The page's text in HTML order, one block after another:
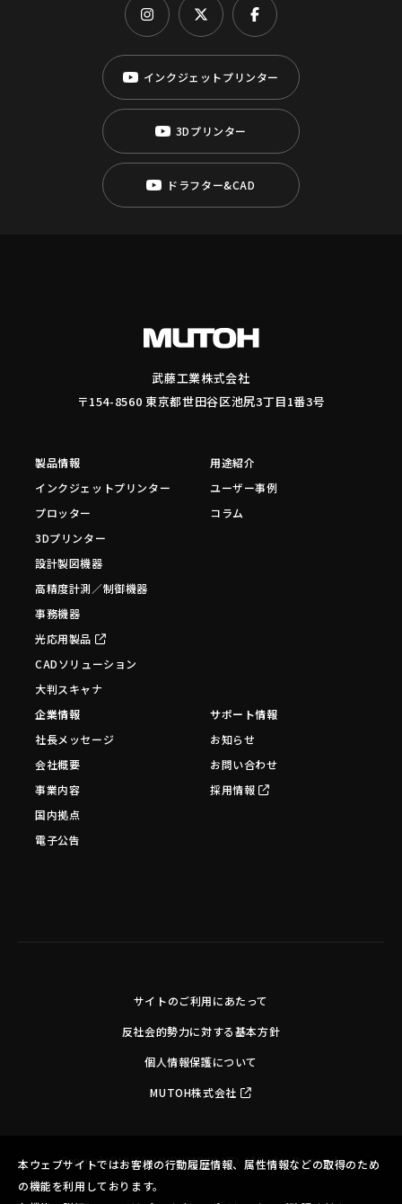
インクジェットプリンター
3Dプリンター
ドラフター&CAD
武藤工業株式会社
〒154-8560 東京都世田谷区池尻3丁目1番3号
製品情報
インクジェットプリンター
プロッター
3Dプリンター
設計製図機器
高精度計測／制御機器
事務機器
光応用製品
CADソリューション
大判スキャナ
用途紹介
ユーザー事例
コラム
企業情報
社長メッセージ
会社概要
事業内容
国内拠点
電子公告
サポート情報
お知らせ
お問い合わせ
採用情報
サイトのご利用にあたって
反社会的勢力に対する基本方針
個人情報保護について
MUTOH株式会社
Copyright©MUTOH INDUSTRIES LTD. All Rights Reserved.
本ウェブサイトではお客様の行動履歴情報、属性情報などの取得のため
の機能を利用しております。